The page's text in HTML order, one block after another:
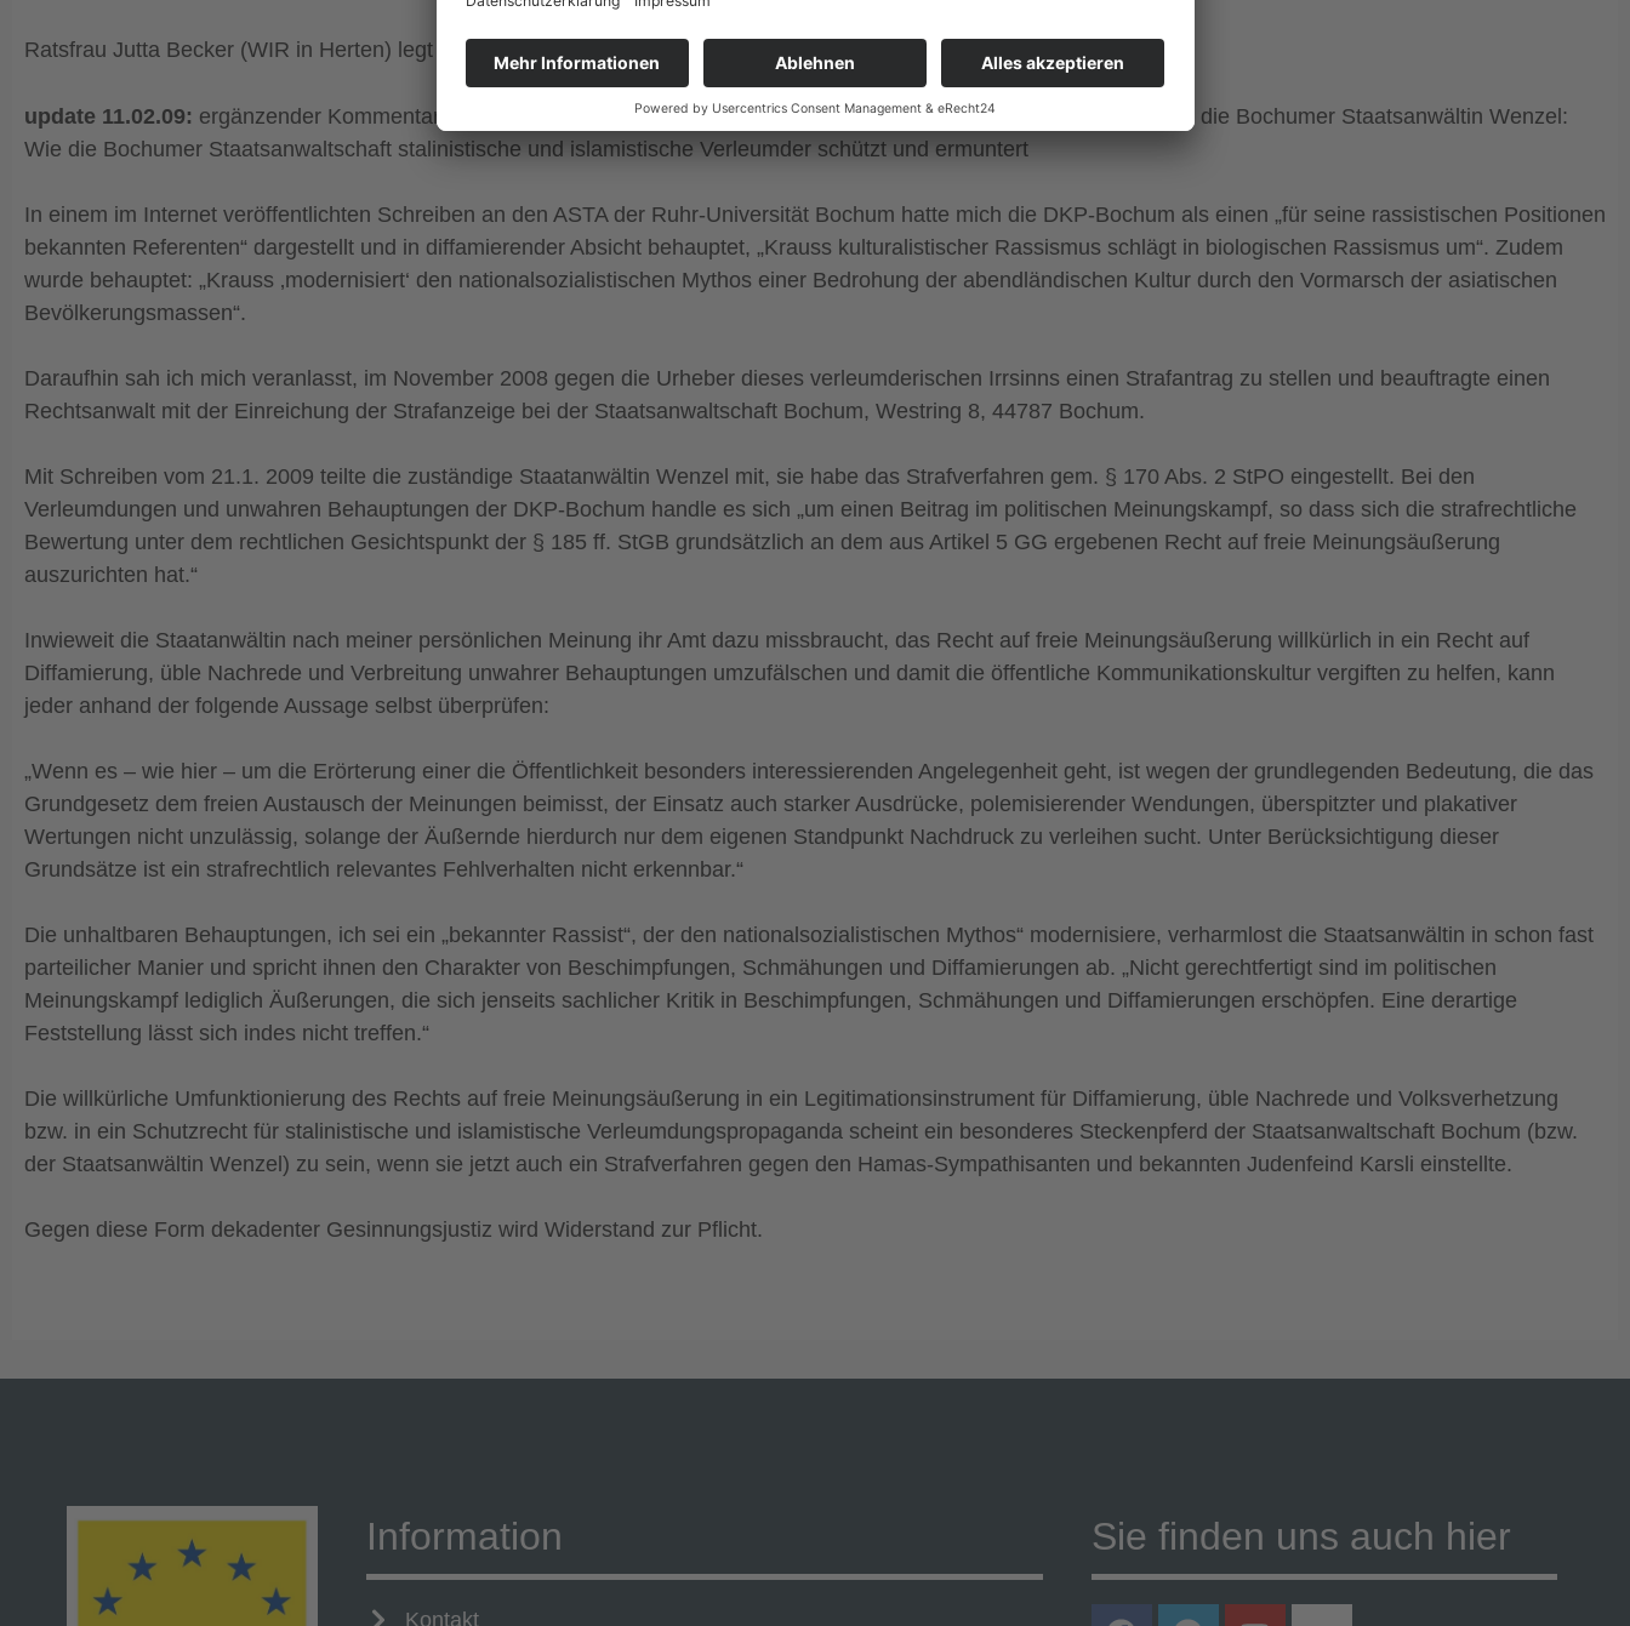
Ratsfrau Jutta Becker (WIR in Herten) legt Beschwerde bei der Generalstaatsanwaltschaft Hamm ein
update 11.02.09: ergänzender Kommentar des Osnabrücker Sozialwissenschaftlers Hartmut Krauss zu dem Skandal um die Bochumer Staatsanwältin Wenzel:
Wie die Bochumer Staatsanwaltschaft stalinistische und islamistische Verleumder schützt und ermuntert
In einem im Internet veröffentlichten Schreiben an den ASTA der Ruhr-Universität Bochum hatte mich die DKP-Bochum als einen „für seine rassistischen Positionen
bekannten Referenten“ dargestellt und in diffamierender Absicht behauptet, „Krauss kulturalistischer Rassismus schlägt in biologischen Rassismus um“. Zudem
wurde behauptet: „Krauss ‚modernisiert‘ den nationalsozialistischen Mythos einer Bedrohung der abendländischen Kultur durch den Vormarsch der asiatischen
Bevölkerungsmassen“.
Daraufhin sah ich mich veranlasst, im November 2008 gegen die Urheber dieses verleumderischen Irrsinns einen Strafantrag zu stellen und beauftragte einen
Rechtsanwalt mit der Einreichung der Strafanzeige bei der Staatsanwaltschaft Bochum, Westring 8, 44787 Bochum.
Mit Schreiben vom 21.1. 2009 teilte die zuständige Staatanwältin Wenzel mit, sie habe das Strafverfahren gem. § 170 Abs. 2 StPO eingestellt. Bei den
Verleumdungen und unwahren Behauptungen der DKP-Bochum handle es sich „um einen Beitrag im politischen Meinungskampf, so dass sich die strafrechtliche
Bewertung unter dem rechtlichen Gesichtspunkt der § 185 ff. StGB grundsätzlich an dem aus Artikel 5 GG ergebenen Recht auf freie Meinungsäußerung
auszurichten hat.“
Inwieweit die Staatanwältin nach meiner persönlichen Meinung ihr Amt dazu missbraucht, das Recht auf freie Meinungsäußerung willkürlich in ein Recht auf
Diffamierung, üble Nachrede und Verbreitung unwahrer Behauptungen umzufälschen und damit die öffentliche Kommunikationskultur vergiften zu helfen, kann
jeder anhand der folgende Aussage selbst überprüfen:
„Wenn es – wie hier – um die Erörterung einer die Öffentlichkeit besonders interessierenden Angelegenheit geht, ist wegen der grundlegenden Bedeutung, die das
Grundgesetz dem freien Austausch der Meinungen beimisst, der Einsatz auch starker Ausdrücke, polemisierender Wendungen, überspitzter und plakativer
Wertungen nicht unzulässig, solange der Äußernde hierdurch nur dem eigenen Standpunkt Nachdruck zu verleihen sucht. Unter Berücksichtigung dieser
Grundsätze ist ein strafrechtlich relevantes Fehlverhalten nicht erkennbar.“
Die unhaltbaren Behauptungen, ich sei ein „bekannter Rassist“, der den nationalsozialistischen Mythos“ modernisiere, verharmlost die Staatsanwältin in schon fast
parteilicher Manier und spricht ihnen den Charakter von Beschimpfungen, Schmähungen und Diffamierungen ab. „Nicht gerechtfertigt sind im politischen
Meinungskampf lediglich Äußerungen, die sich jenseits sachlicher Kritik in Beschimpfungen, Schmähungen und Diffamierungen erschöpfen. Eine derartige
Feststellung lässt sich indes nicht treffen.“
Die willkürliche Umfunktionierung des Rechts auf freie Meinungsäußerung in ein Legitimationsinstrument für Diffamierung, üble Nachrede und Volksverhetzung
bzw. in ein Schutzrecht für stalinistische und islamistische Verleumdungspropaganda scheint ein besonderes Steckenpferd der Staatsanwaltschaft Bochum (bzw.
der Staatsanwältin Wenzel) zu sein, wenn sie jetzt auch ein Strafverfahren gegen den Hamas-Sympathisanten und bekannten Judenfeind Karsli einstellte.
Gegen diese Form dekadenter Gesinnungsjustiz wird Widerstand zur Pflicht.
Information
Kontakt
Sie finden uns auch hier